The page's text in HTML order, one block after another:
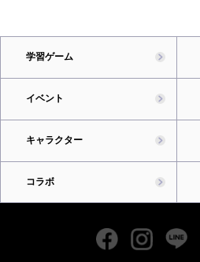
学習ゲーム
イベント
キャラクター
コラボ